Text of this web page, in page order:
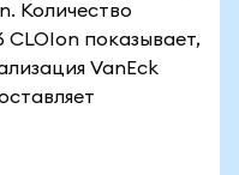
Количество
показывает,
VanEck